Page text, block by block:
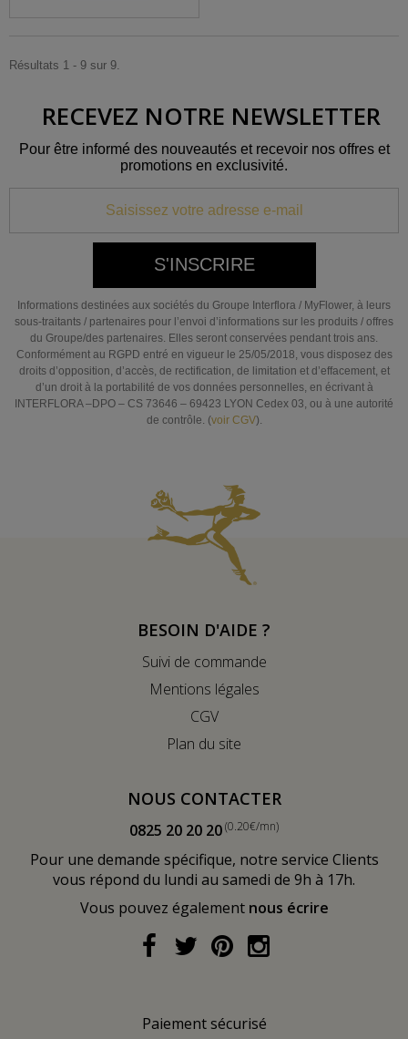
Résultats 1 - 9 sur 9.
RECEVEZ NOTRE NEWSLETTER
Pour être informé des nouveautés et recevoir nos offres et
promotions en exclusivité.
S'INSCRIRE
Informations destinées aux sociétés du Groupe Interflora / MyFlower, à leurs
sous-traitants / partenaires pour l’envoi d’informations sur les produits / offres
du Groupe/des partenaires. Elles seront conservées pendant trois ans.
Conformément au RGPD entré en vigueur le 25/05/2018, vous disposez des
droits d’opposition, d’accès, de rectification, de limitation et d’effacement, et
d’un droit à la portabilité de vos données personnelles, en écrivant à
INTERFLORA –DPO – CS 73646 – 69423 LYON Cedex 03, ou à une autorité
de contrôle. (voir CGV).
BESOIN D'AIDE ?
Suivi de commande
Mentions légales
CGV
Plan du site
NOUS CONTACTER
0825 20 20 20(0.20€/mn)
Pour une demande spécifique, notre service Clients
vous répond du lundi au samedi de 9h à 17h.
Vous pouvez également nous écrire
Paiement sécurisé